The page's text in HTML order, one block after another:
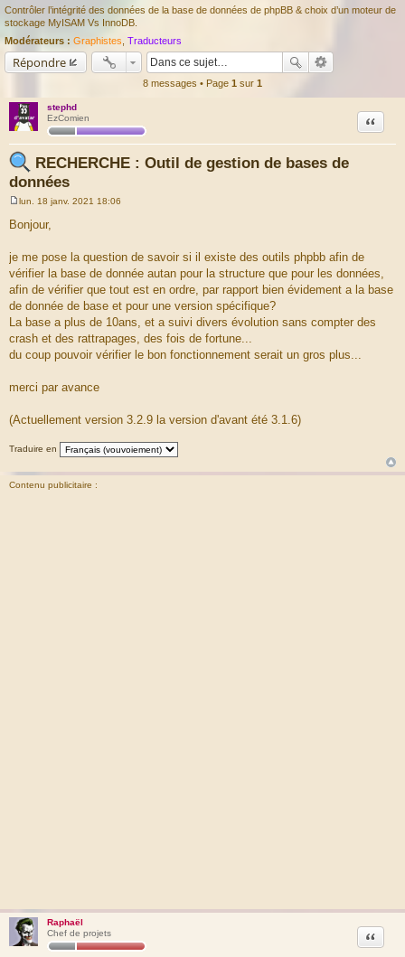
Contrôler l’intégrité des données de la base de données de phpBB & choix d’un moteur de
stockage MyISAM Vs InnoDB.
Modérateurs : Graphistes Traducteurs
Répondre
8 messages • Page 1 sur 1
stephd
EzComien
RECHERCHE : Outil de gestion de bases de
données
Citation
s
g
e
lun. 18 janv. 2021 18:06
Bonjour,
je me pose la question de savoir si il existe des outils phpbb afin de
vérifier la base de donnée autan pour la structure que pour les données,
afin de vérifier que tout est en ordre, par rapport bien évidement a la base
de donnée de base et pour une version spécifique?
La base a plus de 10ans, et a suivi divers évolution sans compter des
crash et des rattrapages, des fois de fortune...
du coup pouvoir vérifier le bon fonctionnement serait un gros plus...
merci par avance
(Actuellement version 3.2.9 la version d'avant été 3.1.6)
Traduire en
Contenu publicitaire :
Raphaël
Chef de projets
Citation